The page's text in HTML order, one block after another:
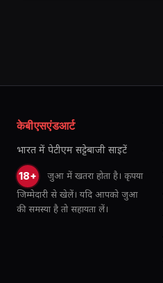
केबीएसएंडआर्ट
भारत में पेटीएम सट्टेबाजी साइटें
18+
जुआ में खतरा होता है। कृपया
जिम्मेदारी से खेलें। यदि आपको जुआ
की समस्या है तो सहायता लें।